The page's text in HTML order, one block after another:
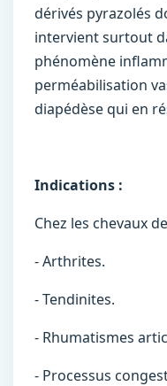
dérivés pyrazolés
intervient surtout
phénomène
perméabilisation
diapédèse qui en
Indications :
Chez les chevaux
- Arthrites.
- Tendinites.
- Rhumatismes
- Processus